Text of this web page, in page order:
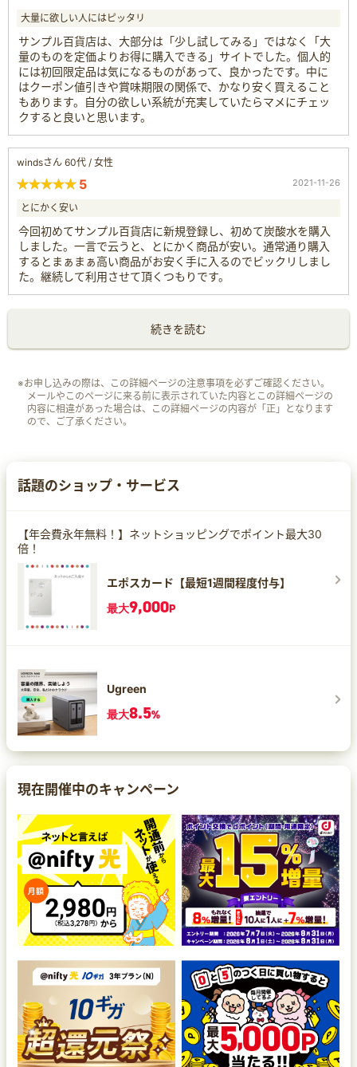
大量に欲しい人にはピッタリ
サンプル百貨店は、大部分は「少し試してみる」ではなく「大
量のものを定価よりお得に購入できる」サイトでした。個人的
には初回限定品は気になるものがあって、良かったです。中に
はクーポン値引きや賞味期限の関係で、かなり安く買えること
もあります。自分の欲しい系統が充実していたらマメにチェッ
クすると良いと思います。
windsさん 60代 / 女性
5 2021-11-26
とにかく安い
今回初めてサンプル百貨店に新規登録し、初めて炭酸水を購入
しました。一言で云うと、とにかく商品が安い。通常通り購入
するとまぁまぁ高い商品がお安く手に入るのでビックリしまし
た。継続して利用させて頂くつもりです。
続きを読む
※お申し込みの際は、この詳細ページの注意事項を必ずご確認ください。
メールやこのページに来る前に表示されていた内容とこの詳細ページの
内容に相違があった場合は、この詳細ページの内容が「正」となります
ので、ご了承ください。
話題のショップ・サービス
【年会費永年無料！】ネットショッピングでポイント最大30
倍！
エポスカード【最短1週間程度付与】
最大9,000P
Ugreen
最大8.5%
現在開催中のキャンペーン